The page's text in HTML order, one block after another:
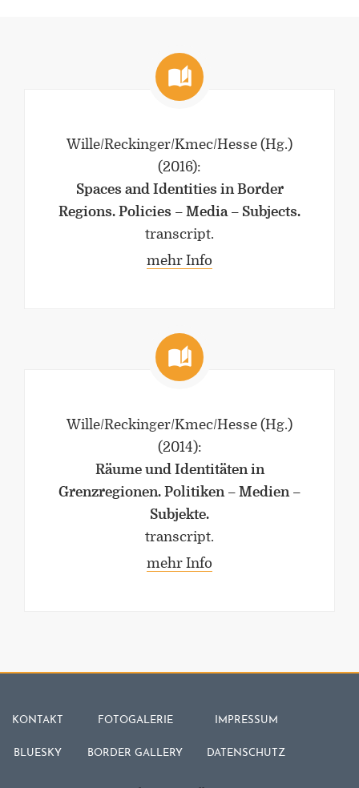
Wille/Reckinger/Kmec/Hesse (Hg.)
(2016):
Spaces and Identities in Border
Regions. Policies – Media – Subjects.
transcript.
mehr Info
Wille/Reckinger/Kmec/Hesse (Hg.)
(2014):
Räume und Identitäten in
Grenzregionen. Politiken – Medien –
Subjekte.
transcript.
mehr Info
KONTAKT
BLUESKY
FOTOGALERIE
BORDER GALLERY
IMPRESSUM
DATENSCHUTZ